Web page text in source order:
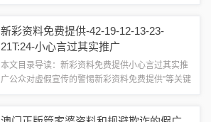
中，"管家婆四肖四码10...
新彩资料免费提供-42-19-12-13-23-
21T:24-小心言过其实推广
本文目录导读：新彩资料免费提供小心言过其实推
广公众对虚假宣传的警惕新彩资料免费提供”等关键